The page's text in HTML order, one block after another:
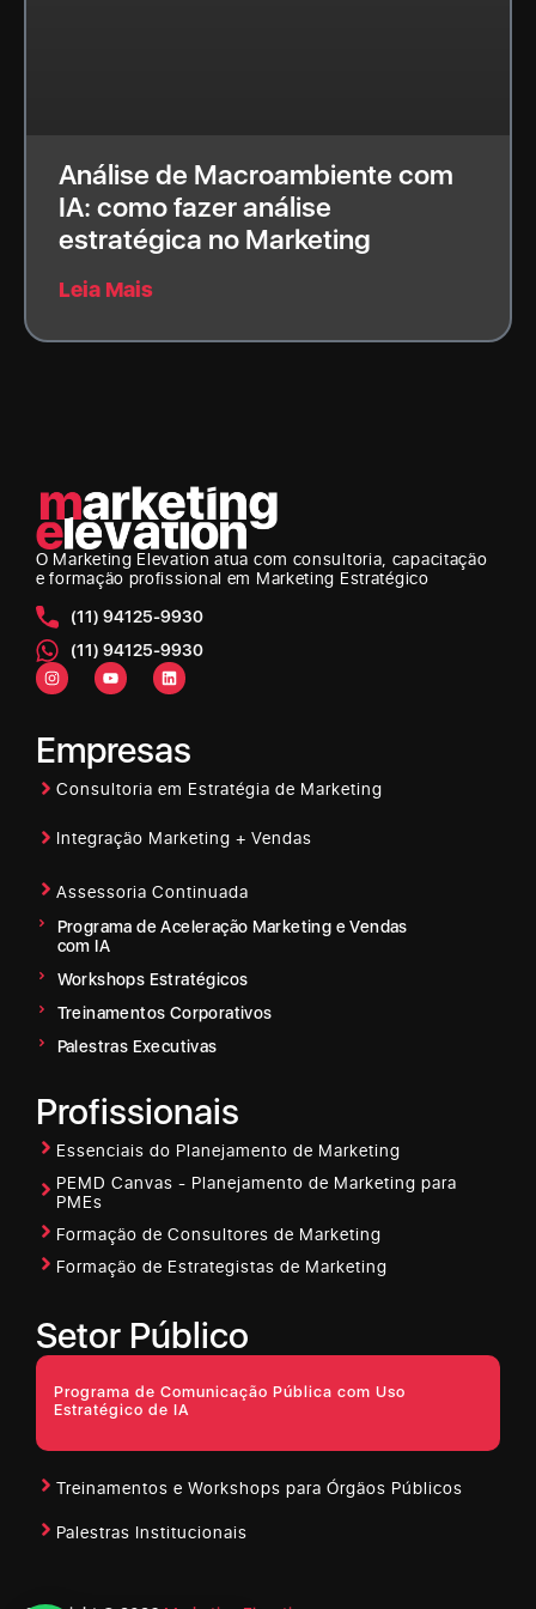
Análise de Macroambiente com
IA: como fazer análise
estratégica no Marketing
Leia Mais
O Marketing Elevation atua com consultoria, capacitação
e formação profissional em Marketing Estratégico
(11) 94125-9930
(11) 94125-9930
Empresas
Consultoria em Estratégia de Marketing
Integração Marketing + Vendas
Assessoria Continuada
Programa de Aceleração Marketing e Vendas
com IA
Workshops Estratégicos
Treinamentos Corporativos
Palestras Executivas
Profissionais
Essenciais do Planejamento de Marketing
PEMD Canvas - Planejamento de Marketing para
PMEs
Formação de Consultores de Marketing
Formação de Estrategistas de Marketing
Setor Público
Programa de Comunicação Pública com Uso
Estratégico de IA
Treinamentos e Workshops para Órgãos Públicos
Palestras Institucionais